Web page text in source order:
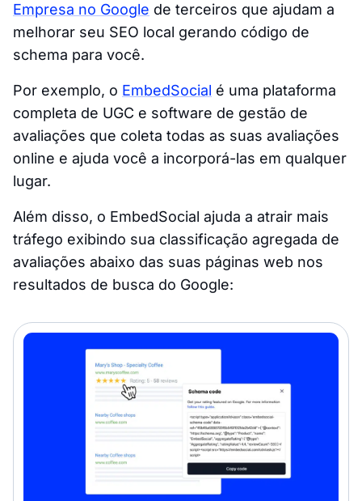
Empresa no Google de terceiros que ajudam a
melhorar seu SEO local gerando código de
schema para você.
Por exemplo, o EmbedSocial é uma plataforma
completa de UGC e software de gestão de
avaliações que coleta todas as suas avaliações
online e ajuda você a incorporá-las em qualquer
lugar.
Além disso, o EmbedSocial ajuda a atrair mais
tráfego exibindo sua classificação agregada de
avaliações abaixo das suas páginas web nos
resultados de busca do Google: